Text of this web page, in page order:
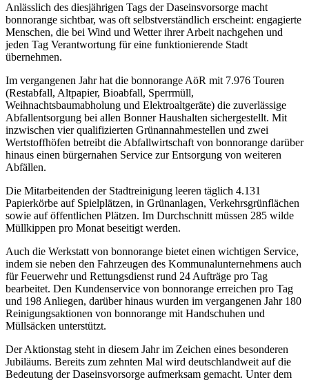
Anlässlich des diesjährigen Tags der Daseinsvorsorge macht
bonnorange sichtbar, was oft selbstverständlich erscheint: engagierte
Menschen, die bei Wind und Wetter ihrer Arbeit nachgehen und
jeden Tag Verantwortung für eine funktionierende Stadt
übernehmen.
Im vergangenen Jahr hat die bonnorange AöR mit 7.976 Touren
(Restabfall, Altpapier, Bioabfall, Sperrmüll,
Weihnachtsbaumabholung und Elektroaltgeräte) die zuverlässige
Abfallentsorgung bei allen Bonner Haushalten sichergestellt. Mit
inzwischen vier qualifizierten Grünannahmestellen und zwei
Wertstoffhöfen betreibt die Abfallwirtschaft von bonnorange darüber
hinaus einen bürgernahen Service zur Entsorgung von weiteren
Abfällen.
Die Mitarbeitenden der Stadtreinigung leeren täglich 4.131
Papierkörbe auf Spielplätzen, in Grünanlagen, Verkehrsgrünflächen
sowie auf öffentlichen Plätzen. Im Durchschnitt müssen 285 wilde
Müllkippen pro Monat beseitigt werden.
Auch die Werkstatt von bonnorange bietet einen wichtigen Service,
indem sie neben den Fahrzeugen des Kommunalunternehmens auch
für Feuerwehr und Rettungsdienst rund 24 Aufträge pro Tag
bearbeitet. Den Kundenservice von bonnorange erreichen pro Tag
und 198 Anliegen, darüber hinaus wurden im vergangenen Jahr 180
Reinigungsaktionen von bonnorange mit Handschuhen und
Müllsäcken unterstützt.
Der Aktionstag steht in diesem Jahr im Zeichen eines besonderen
Jubiläums. Bereits zum zehnten Mal wird deutschlandweit auf die
Bedeutung der Daseinsvorsorge aufmerksam gemacht. Unter dem